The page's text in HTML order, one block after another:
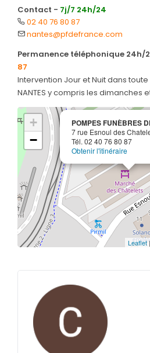
Nos monuments
Services aux familles
Vente de monuments
Contact - 7j/7 24h/24
02 40 76 80 87
nantes@pfdefrance.com
Permanence téléphonique 24h/
87
Intervention Jour et Nuit dans
NANTES y compris les dimanches
POMPES FUNÈBRES
7 rue Esnoul des
Tél. 02 40 76 80 87
Obtenir l'itinéraire
+
−
Leaflet